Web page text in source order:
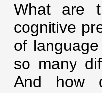
What are
cognitive
of
so many
And how